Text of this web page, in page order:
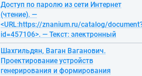
Доступ по паролю из сети Интернет
(чтение). —
<URL:https://znanium.ru/catalog/
id=457106>. — Текст: электронный
Шахгильдян, Ваган Ваганович.
Проектирование устройств
генерирования и формирования